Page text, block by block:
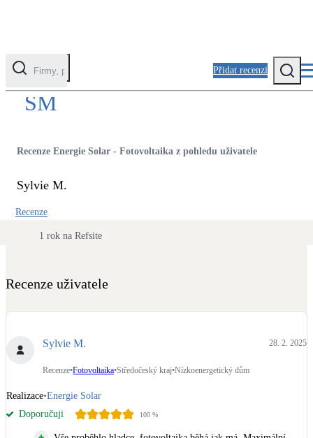
Přidat recenzi
Kategorie
Fotovoltaika
Solární termický systém
Na přípravu teplé vody i přitápění
Klimatizace
Tepelná čerpadla na chlazení
SM
Recenze Energie Solar - Fotovoltaika z pohledu uživatele
Sylvie M.
Recenze
1 rok na Refsite
Recenze uživatele
Sylvie M. 28. 2. 2025
Recenze•Fotovoltaika•Středočeský kraj•Nízkoenergetický dům
Realizace•Energie Solar
Doporučuji
100 %